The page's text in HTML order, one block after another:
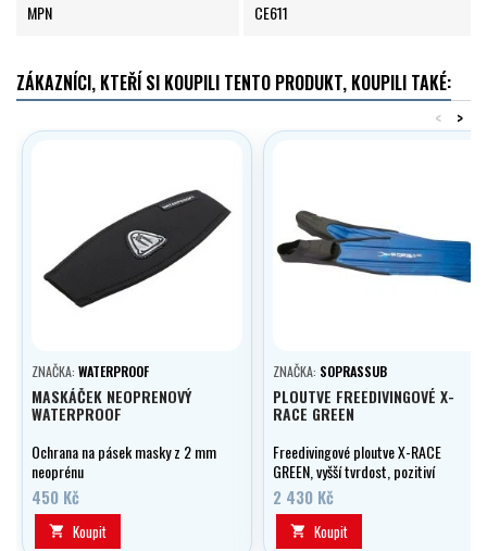
MPN CE611
ZÁKAZNÍCI, KTEŘÍ SI KOUPILI TENTO PRODUKT, KOUPILI TAKÉ:
>
<
ZNAČKA: WATERPROOF
MASKÁČEK NEOPRENOVÝ
WATERPROOF
Ochrana na pásek masky z 2 mm
neoprénu
450 Kč
 Koupit
ZNAČKA: SOPRASSUB
PLOUTVE FREEDIVINGOVÉ X-
RACE GREEN
Freedivingové ploutve X-RACE
GREEN, vyšší tvrdost, pozitiví
vztlak.
2 430 Kč
 Koupit